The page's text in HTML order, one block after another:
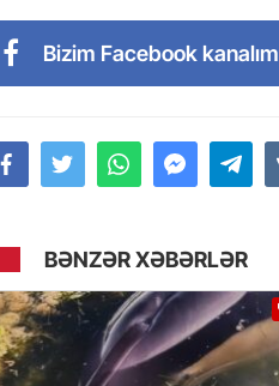
Bizim Facebook
BƏNZƏR XƏBƏRLƏR